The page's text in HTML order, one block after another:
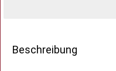
Beschreibung